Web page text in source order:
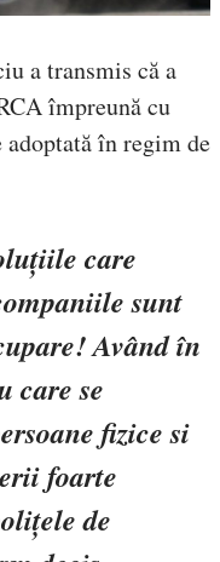
a transmis că a
împreună cu
adoptată în regim de
care
sunt
Având în
care se
fizice si
foarte
de